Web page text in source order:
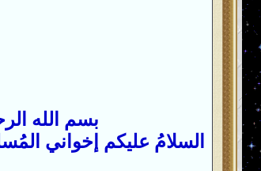
بسم الله
السلامُ عليكم إخواني